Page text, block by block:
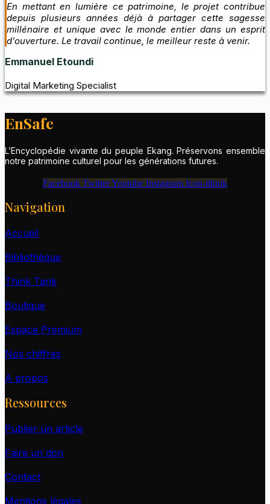
En mettant en lumière ce patrimoine, le projet contribue
depuis plusieurs années déjà à partager cette sagesse
millénaire et unique avec le monde entier dans un esprit
d’ouverture. Le travail continue, le meilleur reste à venir.
Emmanuel Etoundi
Digital Marketing Specialist
EnSafe
L’Encyclopédie vivante du peuple Ekang. Préservons ensemble
notre patrimoine culturel pour les générations futures.
Facebook TwitterYoutube Instagram Icon-tiktok
Navigation
Accueil
Bibliothèque
Think Tank
Boutique
Espace Premium
Nos chiffres
A propos
Ressources
Publier un article
Faire un don
Contact
Mentions légales